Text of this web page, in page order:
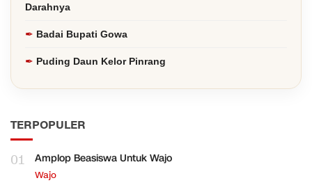
Darahnya
Badai Bupati Gowa
Puding Daun Kelor Pinrang
TERPOPULER
01 Amplop Beasiswa Untuk Wajo
Wajo